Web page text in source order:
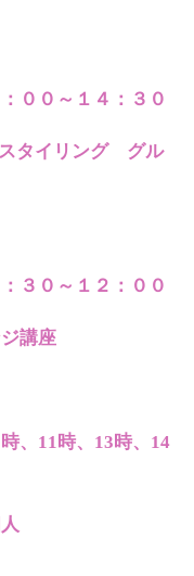
：００～１４：３０
タイリング グル
：３０～１２：００
講座
時、11時、13時、14
人